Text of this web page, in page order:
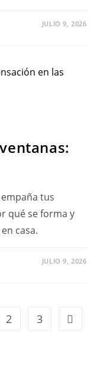
JULIO 9, 2026
tus
qué se forma y
casa.
JULIO 9, 2026
2 3